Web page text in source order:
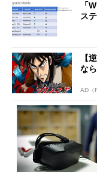
「
ス
【
な
AD（